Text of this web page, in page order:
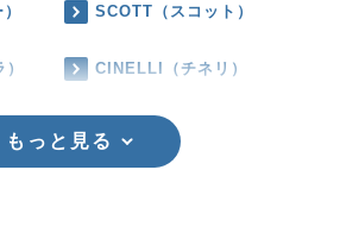
SCOTT（スコット）
CINELLI（チネリ）
もっと見る